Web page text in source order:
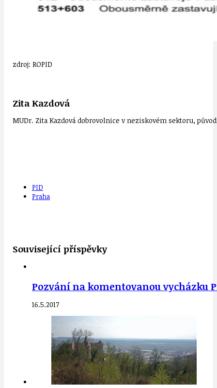
zdroj: ROPID
Zita Kazdová
MUDr. Zita Kazdová dobrovolnice v neziskovém sektoru,
PID
Praha
Související příspěvky
Pozvání na komentovanou vycházku
16.5.2017